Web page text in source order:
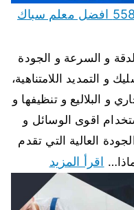
فني صحي مبارك الكبير 55850065 افضل معلم سباك
و السرعة و الجودة
و التمديد اللامتناهية،
و البلاليع و تنظيفها و
اقوى الوسائل و
العالية التي تقدم
اقرأ المزيد